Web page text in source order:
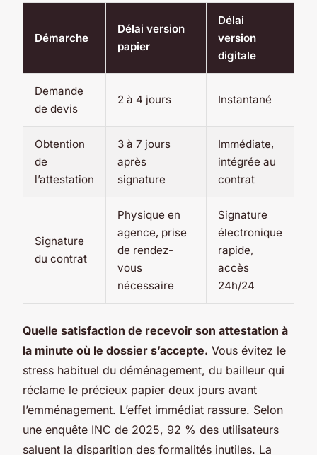
Démarche
Délai version
papier
Délai
version
digitale
Demande
de devis
2 à 4 jours Instantané
Obtention
de
l’attestation
3 à 7 jours
après
signature
Immédiate,
intégrée au
contrat
Signature
du contrat
Physique en
agence, prise
de rendez-
vous
nécessaire
Signature
électronique
rapide,
accès
24h/24
Quelle satisfaction de recevoir son attestation à
la minute où le dossier s’accepte. Vous évitez le
stress habituel du déménagement, du bailleur qui
réclame le précieux papier deux jours avant
l’emménagement. L’effet immédiat rassure. Selon
une enquête INC de 2025, 92 % des utilisateurs
saluent la disparition des formalités inutiles. La